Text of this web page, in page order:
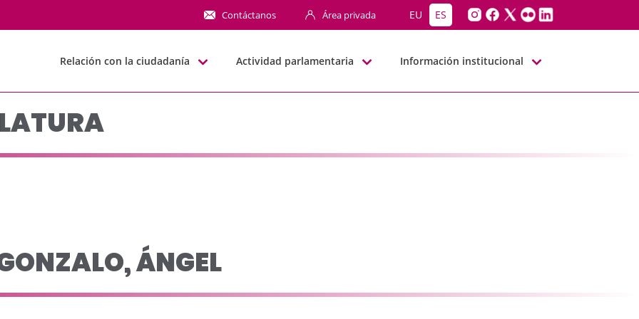
1999-2003 - JJGG-BBNN
Contáctanos Área privada EU ES
Relación con la ciudadanía Actividad parlamentaria Información institucional
ÁNGEL